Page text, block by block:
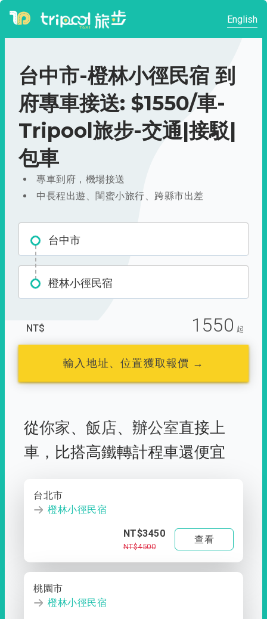
English
台中市-橙林小徑民宿 到
府專車接送: $1550/車-
Tripool旅步-交通|接駁|
包車
專車到府，機場接送
中長程出遊、閨蜜小旅行、跨縣市出差
台中市
橙林小徑民宿
NT$ 1550 起
輸入地址、位置獲取報價 →
從你家、 飯店、 辦公室直接上
車， 比搭高鐵轉計程車還便宜
台北市
橙林小徑民宿
NT$3450
NT$4500
查看
桃園市
橙林小徑民宿